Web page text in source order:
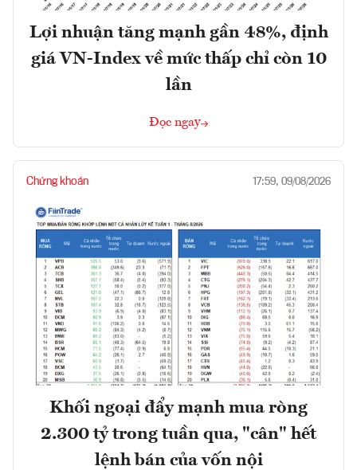
Lợi nhuận tăng mạnh gần 48%, định
giá VN-Index về mức thấp chỉ còn 10
lần
Đọc ngay
Chứng khoán 17:59, 09/08/2026
Khối ngoại đẩy mạnh mua ròng
2.300 tỷ trong tuần qua, "cân" hết
lệnh bán của vốn nội